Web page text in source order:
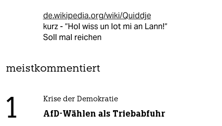
de.wikipedia.org/wiki/Quiddje
kurz - “Hol wiss un lot mi an Lann!“
Soll mal reichen
meistkommentiert
1 Krise der Demokratie
AfD-Wählen als Triebabfuhr